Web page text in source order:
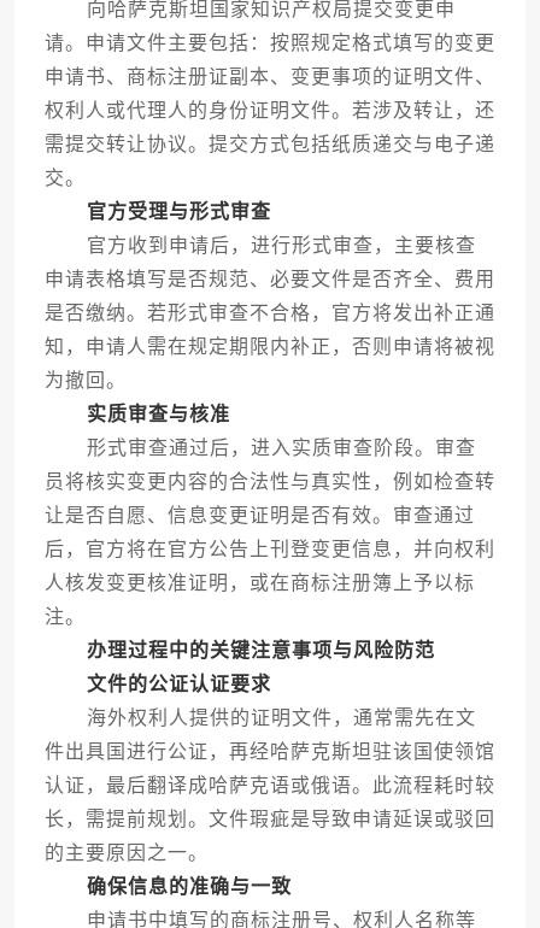
向哈萨克斯坦国家知识产权局提交变更申
请。申请文件主要包括：按照规定格式填写的变更
申请书、商标注册证副本、变更事项的证明文件、
权利人或代理人的身份证明文件。若涉及转让，还
需提交转让协议。提交方式包括纸质递交与电子递
交。
官方受理与形式审查
官方收到申请后，进行形式审查，主要核查
申请表格填写是否规范、必要文件是否齐全、费用
是否缴纳。若形式审查不合格，官方将发出补正通
知，申请人需在规定期限内补正，否则申请将被视
为撤回。
实质审查与核准
形式审查通过后，进入实质审查阶段。审查
员将核实变更内容的合法性与真实性，例如检查转
让是否自愿、信息变更证明是否有效。审查通过
后，官方将在官方公告上刊登变更信息，并向权利
人核发变更核准证明，或在商标注册簿上予以标
注。
办理过程中的关键注意事项与风险防范
文件的公证认证要求
海外权利人提供的证明文件，通常需先在文
件出具国进行公证，再经哈萨克斯坦驻该国使领馆
认证，最后翻译成哈萨克语或俄语。此流程耗时较
长，需提前规划。文件瑕疵是导致申请延误或驳回
的主要原因之一。
确保信息的准确与一致
申请书中填写的商标注册号、权利人名称等